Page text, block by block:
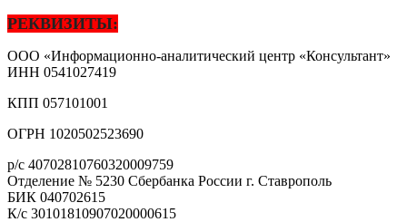
РЕКВИЗИТЫ:
ООО «Информационно-аналитический центр «Консультант»
ИНН 0541027419
КПП 057101001
ОГРН 1020502523690
р/с 40702810760320009759
Отделение № 5230 Сбербанка России г. Ставрополь
БИК 040702615
К/с 30101810907020000615